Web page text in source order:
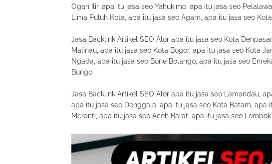
Ogan Ilir, apa itu jasa seo Yahukimo, apa itu jasa seo
Lima Puluh Kota, apa itu jasa seo Agam, apa itu jasa seo
Jasa Backlink Artikel SEO Alor apa itu jasa seo Kota
Malinau, apa itu jasa seo Kota Bogor, apa itu jasa seo Kota
Ngada, apa itu jasa seo Bone Bolango, apa itu jasa seo
Bungo.
Jasa Backlink Artikel SEO Alor apa itu jasa seo Lamandau,
apa itu jasa seo Donggala, apa itu jasa seo Kota Batam, apa
Meranti, apa itu jasa seo Aceh Barat, apa itu jasa seo